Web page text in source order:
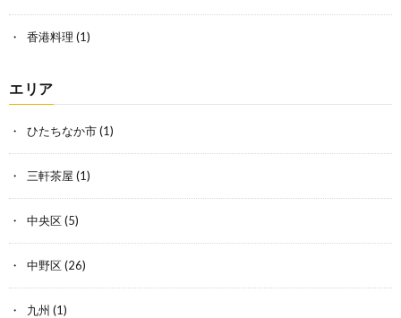
香港料理 (1)
エリア
ひたちなか市(1)
三軒茶屋 (1)
中央区(5)
中野区(26)
九州 (1)